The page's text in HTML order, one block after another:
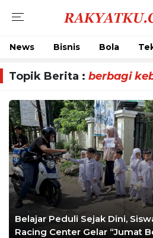
News Bisnis Bola
Topik Berita : berbagi
Belajar Peduli Sejak Dini,
Racing Center Gelar “Jumat